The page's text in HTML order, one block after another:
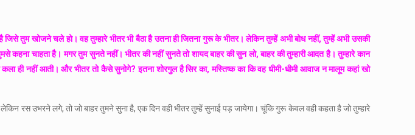
तुम खोजने चले हो। वह तुम्हारे भीतर भी बैठा है उतना ही जितना गुरू के भीतर। लेकिन तुम्हें अभी बोध नहीं, तुम्हें अभी उसकी
कहना चाहता है। मगर तुम सुनते नहीं। भीतर की नहीं सुनते तो शायद बाहर की सुन लो, बाहर की तुम्हारी आदत है। तुम्हारे कान
ही नहीं आती। और भीतर तो कैसे सुनोगे? इतना शोरगुल है सिर का, मस्तिष्क का कि वह धीमी-धीमी आवाज न मालूम कहां खो
रस उभरने लगे, तो जो बाहर तुमने सुना है, एक दिन वही भीतर तुम्हें सुनाई पड़ जायेगा। चूंकि गुरू केवल वही कहता है जो तुम्हारे